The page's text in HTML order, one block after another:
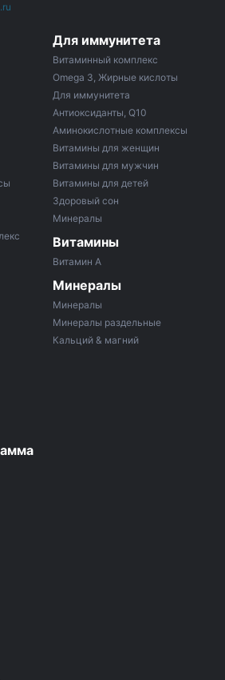
Для иммунитета
Витаминный комплекс
Omega 3, Жирные кислоты
Для иммунитета
Антиоксиданты, Q10
Аминокислотные комплексы
Витамины для женщин
Витамины для мужчин
Витамины для детей
Здоровый сон
Минералы
Витамины
Витамин A
Минералы
Минералы
Минералы раздельные
Кальций & магний